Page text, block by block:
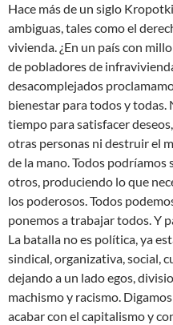
Hace más de un siglo
ambiguas, tales como el
vivienda. ¿En un país con
de pobladores de
desacomplejados
bienestar para todos y todas.
tiempo para satisfacer
otras personas ni destruir el
de la mano. Todos podríamos
otros, produciendo lo que
los poderosos. Todos
ponemos a trabajar todos. Y
La batalla no es política, ya
sindical, organizativa, social,
dejando a un lado egos,
machismo y racismo.
acabar con el capitalismo y